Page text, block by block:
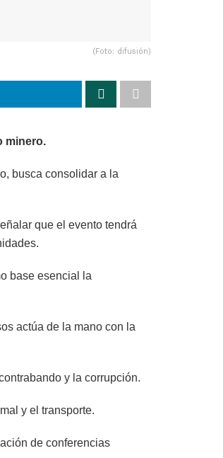
(Foto: difusión)
minero.
busca consolidar a la
que el evento tendrá
base esencial la
actúa de la mano con la
y la corrupción.
y el transporte.
de conferencias